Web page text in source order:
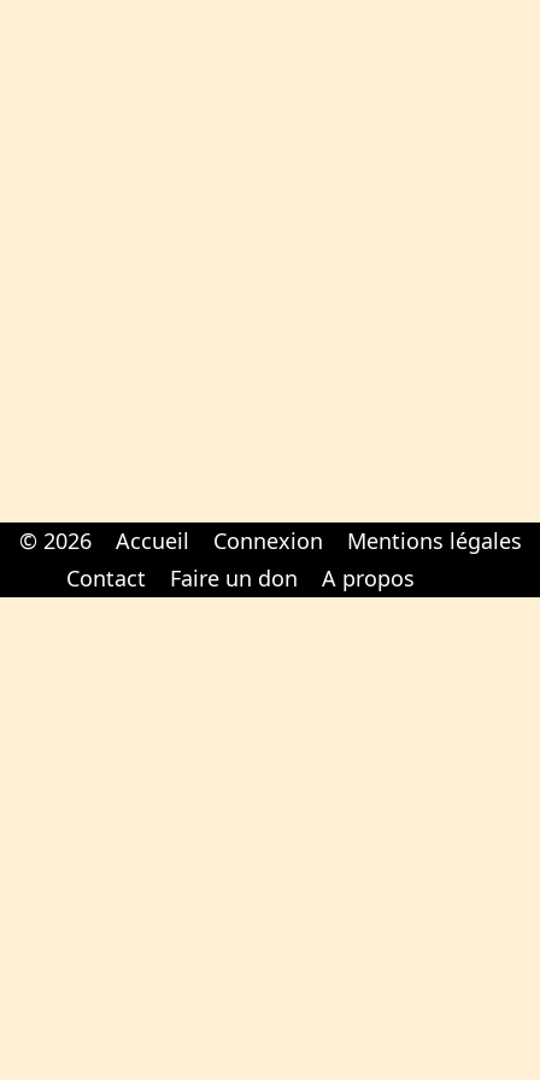
© 2026 Accueil Connexion
Mentions légales
Contact
Faire un don A propos